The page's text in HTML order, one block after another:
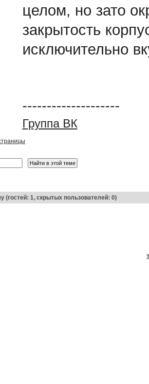
целом, но зато
закрытость
исключительно
--------------------
Группа ВК
(гостей: 1, скрытых пользователей: 0)